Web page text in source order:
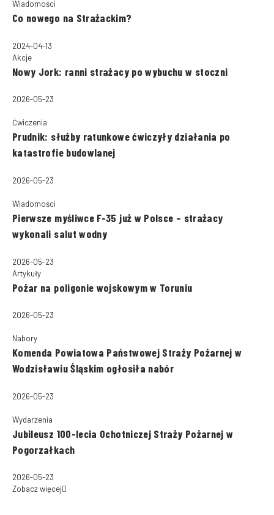
Wiadomości
Co nowego na Strażackim?
2024-04-13
Akcje
Nowy Jork: ranni strażacy po wybuchu w stoczni
2026-05-23
Ćwiczenia
Prudnik: służby ratunkowe ćwiczyły działania po
katastrofie budowlanej
2026-05-23
Wiadomości
Pierwsze myśliwce F-35 już w Polsce – strażacy
wykonali salut wodny
2026-05-23
Artykuły
Pożar na poligonie wojskowym w Toruniu
2026-05-23
Nabory
Komenda Powiatowa Państwowej Straży Pożarnej w
Wodzisławiu Śląskim ogłosiła nabór
2026-05-23
Wydarzenia
Jubileusz 100-lecia Ochotniczej Straży Pożarnej w
Pogorzałkach
2026-05-23
Zobacz więcej